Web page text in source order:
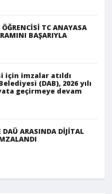
TC ANAYASA
BAŞARIYLA
için imzalar atıldı
(DAB), 2026 yılı
geçirmeye devam
ARASINDA DİJİTAL